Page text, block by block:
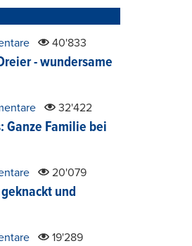
40'833
- wundersame
32'422
Ganze Familie bei
20'079
und
19'289